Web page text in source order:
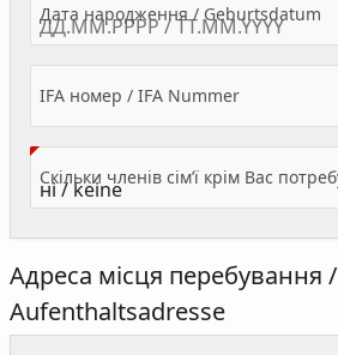
Дата народження / Geburtsdatum
IFA номер / IFA Nummer
Адреса місця перебування /
Aufenthaltsadresse